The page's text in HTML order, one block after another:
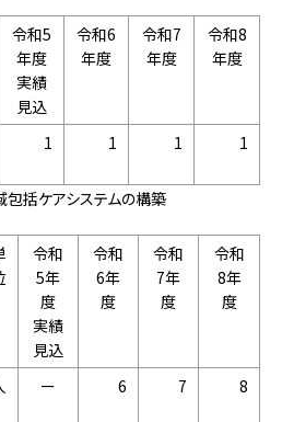
令和5
年度
実績
見込
令和6
年度
令和7
年度
令和8
年度
1 1 1 1
括ケアシステムの構築
令和
5年
度
実績
見込
令和
6年
度
令和
7年
度
令和
8年
度
ー 6 7 8